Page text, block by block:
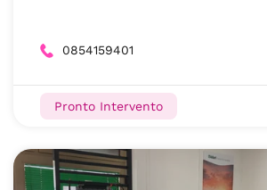
0854159401
Pronto Intervento